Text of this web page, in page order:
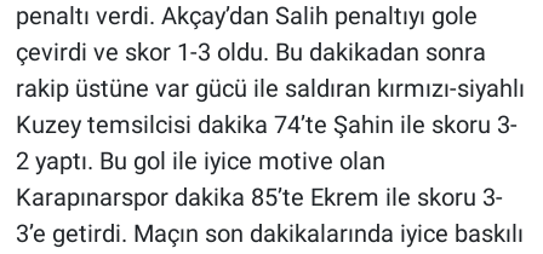
penaltı verdi. Akçay’dan Salih penaltıyı gole
çevirdi ve skor 1-3 oldu. Bu dakikadan sonra
rakip üstüne var gücü ile saldıran kırmızı-siyahlı
Kuzey temsilcisi dakika 74’te Şahin ile skoru 3-
2 yaptı. Bu gol ile iyice motive olan
Karapınarspor dakika 85’te Ekrem ile skoru 3-
3’e getirdi. Maçın son dakikalarında iyice baskılı